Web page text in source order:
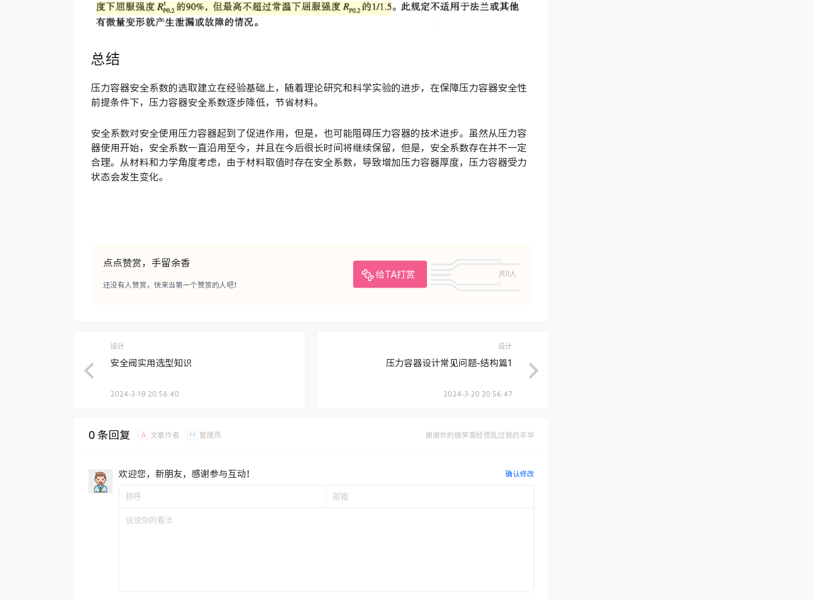
总结
压力容器安全系数的选取建立在经验基础上，随着理论研究和科学实验的进步，在保障压力容器安全性
前提条件下，压力容器安全系数逐步降低，节省材料。
安全系数对安全使用压力容器起到了促进作用，但是，也可能阻碍压力容器的技术进步。虽然从压力容
器使用开始，安全系数一直沿用至今，并且在今后很长时间将继续保留，但是，安全系数存在并不一定
合理。从材料和力学角度考虑，由于材料取值时存在安全系数，导致增加压力容器厚度，压力容器受力
状态会发生变化。
点点赞赏，手留余香
给TA打赏 共0人
还没有人赞赏，快来当第一个赞赏的人吧！
设计
安全阀实用选型知识
2024-3-18 20:56:40
设计
压力容器设计常见问题-结构篇1
2024-3-20 20:56:47
0 条回复 A 文章作者 M 管理员 谢谢你的微笑曾经慌乱过我的年华
欢迎您，新朋友，感谢参与互动！ 确认修改